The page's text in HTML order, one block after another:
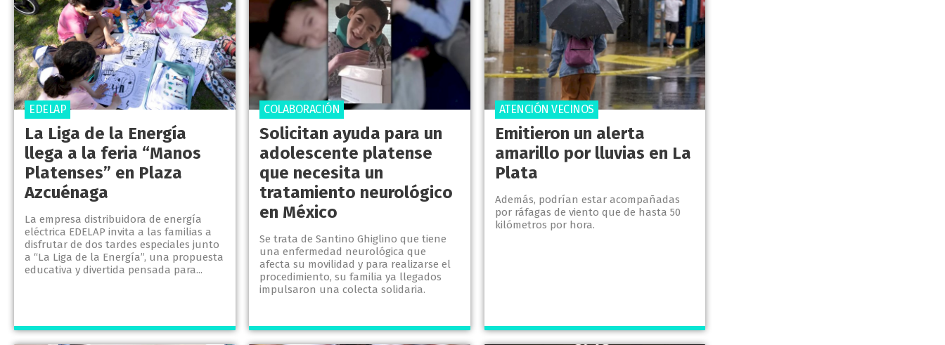
La Liga de la Energía
llega a la feria “Manos
Platenses” en Plaza
Azcuénaga
La empresa distribuidora de energía
eléctrica EDELAP invita a las familias a
disfrutar de dos tardes especiales junto
a “La Liga de la Energía”, una propuesta
educativa y divertida pensada para...
EDELAP
Solicitan ayuda para un
adolescente platense
que necesita un
tratamiento neurológico
en México
Se trata de Santino Ghiglino que tiene
una enfermedad neurológica que
afecta su movilidad y para realizarse el
procedimiento, su familia ya llegados
impulsaron una colecta solidaria.
COLABORACIÓN
Emitieron un alerta
amarillo por lluvias en La
Plata
Además, podrían estar acompañadas
por ráfagas de viento que de hasta 50
kilómetros por hora.
ATENCIÓN VECINOS